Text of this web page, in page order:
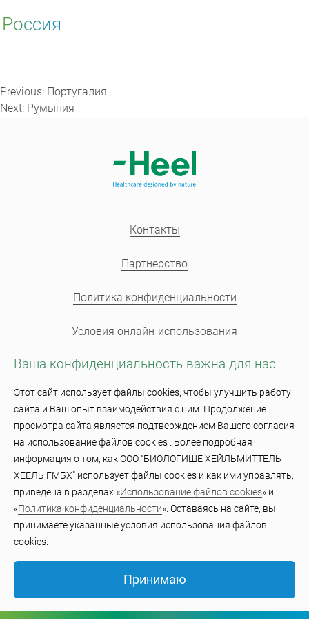
Россия
записям
Previous: Португалия
Next: Румыния
Ваша конфиденциальность важна для нас
Этот сайт использует файлы cookies, чтобы улучшить работу
сайта и Ваш опыт взаимодействия с ним. Продолжение
просмотра сайта является подтверждением Вашего согласия
на использование файлов cookies . Более подробная
информация о том, как ООО "БИОЛОГИШЕ ХЕЙЛЬМИТТЕЛЬ
ХЕЕЛЬ ГМБХ" использует файлы cookies и как ими управлять,
приведена в разделах «Использование файлов cookies» и
«Политика конфиденциальности». Оставаясь на сайте, вы
принимаете указанные условия использования файлов
cookies.
Принимаю
Контакты
Партнерство
Политика конфиденциальности
Условия онлайн-использования
Использование файлов cookie
© BiologischeHeilmittel Heel GmbH 2023